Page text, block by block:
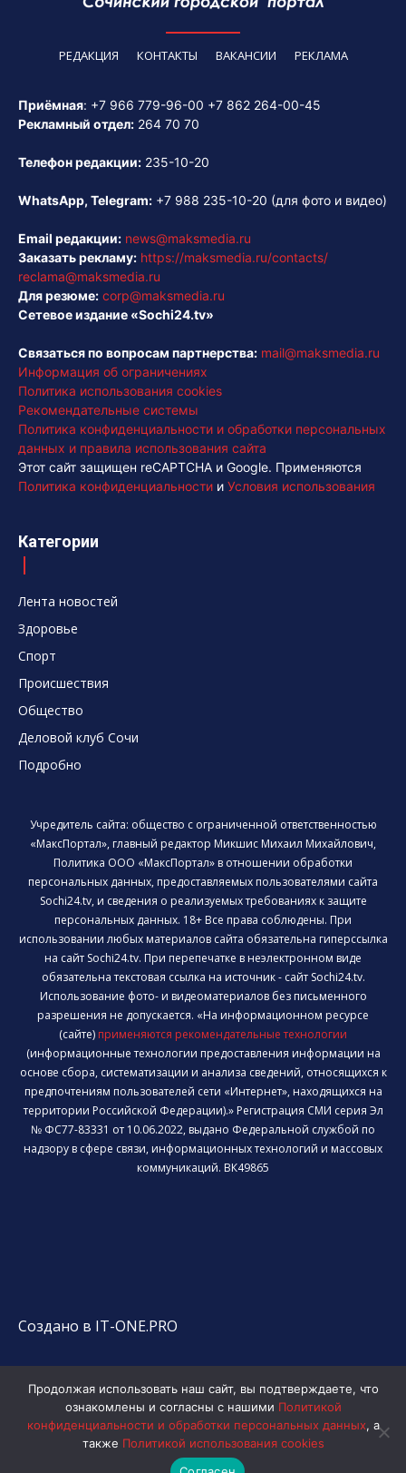
РЕДАКЦИЯ КОНТАКТЫ ВАКАНСИИ РЕКЛАМА
Приёмная: +7 966 779-96-00 +7 862 264-00-45
Рекламный отдел: 264 70 70
Телефон редакции: 235-10-20
WhatsApp, Telegram: +7 988 235-10-20 (для фото и видео)
Email редакции: news@maksmedia.ru
Заказать рекламу: https://maksmedia.ru/contacts/
reclama@maksmedia.ru
Для резюме: corp@maksmedia.ru
Сетевое издание «Sochi24.tv»
Связаться по вопросам партнерства: mail@maksmedia.ru
Информация об ограничениях
Политика использования cookies
Рекомендательные системы
Политика конфиденциальности и обработки персональных
данных и правила использования сайта
Этот сайт защищен reCAPTCHA и Google. Применяются
Политика конфиденциальности и Условия использования
Категории
Лента новостей
Здоровье
Спорт
Происшествия
Общество
Деловой клуб Сочи
Подробно
Учредитель сайта: общество с ограниченной ответственностью
«МаксПортал», главный редактор Микшис Михаил Михайлович,
Политика ООО «МаксПортал» в отношении обработки
персональных данных, предоставляемых пользователями сайта
Sochi24.tv, и сведения о реализуемых требованиях к защите
персональных данных. 18+ Все права соблюдены. При
использовании любых материалов сайта обязательна гиперссылка
на сайт Sochi24.tv. При перепечатке в неэлектронном виде
обязательна текстовая ссылка на источник - сайт Sochi24.tv.
Использование фото- и видеоматериалов без письменного
разрешения не допускается. «На информационном ресурсе
(сайте) применяются рекомендательные технологии
(информационные технологии предоставления информации на
основе сбора, систематизации и анализа сведений, относящихся к
предпочтениям пользователей сети «Интернет», находящихся на
территории Российской Федерации).» Регистрация СМИ серия Эл
№ ФС77-83331 от 10.06.2022, выдано Федеральной службой по
надзору в сфере связи, информационных технологий и массовых
коммуникаций. ВК49865
Создано в IT-ONE.PRO
Продолжая использовать наш сайт, вы подтверждаете, что
ознакомлены и согласны с нашими Политикой
конфиденциальности и обработки персональных данных, а
также Политикой использования cookies